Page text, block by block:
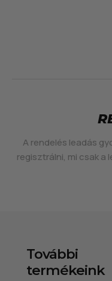
A rendelés leadás
regisztrálni, mi csak
További
termékeink